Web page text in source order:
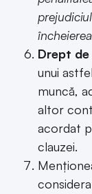
Drept
unui
muncă,
altor
acordat
clauzei.